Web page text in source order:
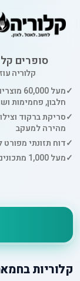
סופרים
קלוריה
✓
מעל
חלבון, פחמימות
✓
מהירה למעקב
✓דוח תזונתי מפורט
✓מעל 1,000 מתכונים בריאים ומגוונים
קלוריותב